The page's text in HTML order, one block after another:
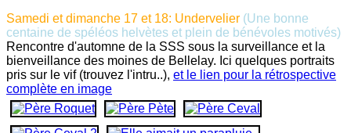
Samedi et dimanche 17 et 18: Undervelier (Une bonne
centaine de spéléos helvètes et plein de bénévoles motivés)
Rencontre d'automne de la SSS sous la surveillance et la
bienveillance des moines de Bellelay. Ici quelques portraits
pris sur le vif (trouvez l'intru..), et le lien pour la rétrospective
complète en image